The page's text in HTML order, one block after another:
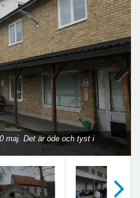
maj. Det är öde och tyst i
Next